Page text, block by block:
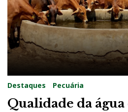
Destaques Pecuária
Qualidade da